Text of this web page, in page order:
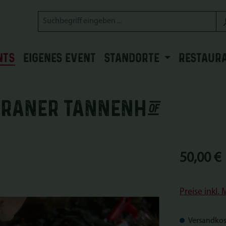
EIGENES EVENT STANDORTE
Tannenhof
Regulärer
50,00 €
Preise inkl.